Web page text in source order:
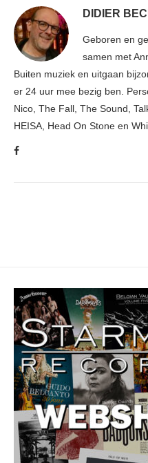
DIDIER
Geboren en
samen met
Buiten muziek en uitgaan
er 24 uur mee bezig ben.
Nico, The Fall, The Sound,
HEISA, Head On Stone en